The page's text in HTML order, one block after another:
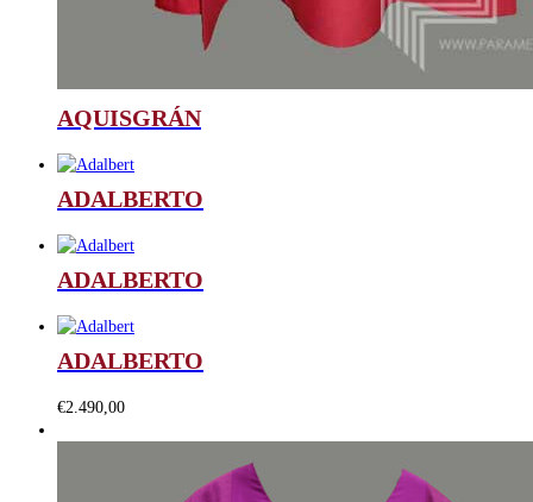
AQUISGRÁN
ADALBERTO
ADALBERTO
ADALBERTO
€2.490,00